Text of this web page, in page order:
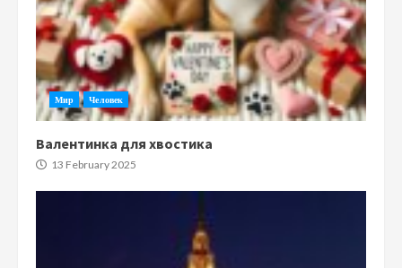
Мир Человек
Валентинка для хвостика
13 February 2025